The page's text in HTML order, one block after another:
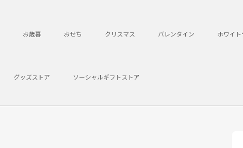
お歳暮 おせち クリスマス バレンタイン ホワイ
グッズストア ソーシャルギフトストア